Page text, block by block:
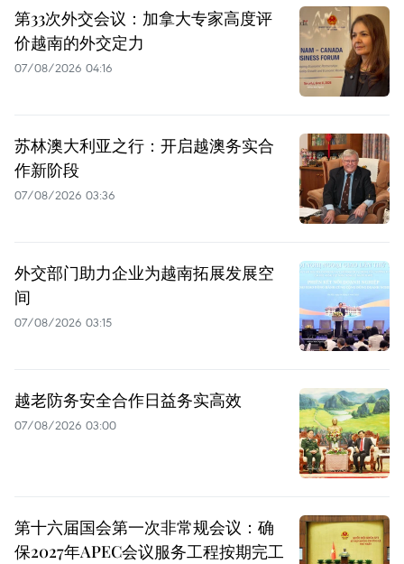
第33次外交会议：加拿大专家高度评
价越南的外交定力
07/08/2026 04:16
苏林澳大利亚之行：开启越澳务实合
作新阶段
07/08/2026 03:36
外交部门助力企业为越南拓展发展空
间
07/08/2026 03:15
越老防务安全合作日益务实高效
07/08/2026 03:00
第十六届国会第一次非常规会议：确
保2027年APEC会议服务工程按期完工